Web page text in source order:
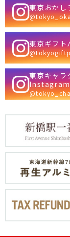
東京おか
東京ギフ
東京キャラ
Instagram